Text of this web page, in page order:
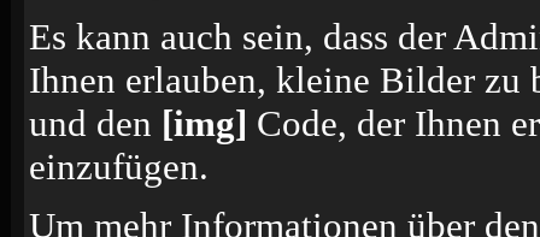
Es kann auch sein, dass der
Ihnen erlauben, kleine Bilder zu
und den [img] Code, der Ihnen
einzufügen.
Um mehr Informationen über